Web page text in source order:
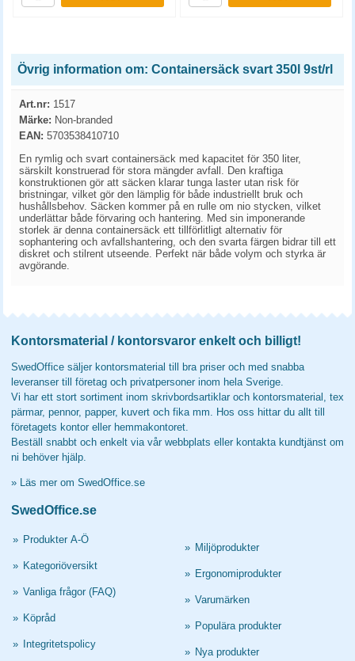
Övrig information om: Containersäck svart 350l 9st/rl
Art.nr: 1517
Märke: Non-branded
EAN: 5703538410710
En rymlig och svart containersäck med kapacitet för 350 liter,
särskilt konstruerad för stora mängder avfall. Den kraftiga
konstruktionen gör att säcken klarar tunga laster utan risk för
bristningar, vilket gör den lämplig för både industriellt bruk och
hushållsbehov. Säcken kommer på en rulle om nio stycken, vilket
underlättar både förvaring och hantering. Med sin imponerande
storlek är denna containersäck ett tillförlitligt alternativ för
sophantering och avfallshantering, och den svarta färgen bidrar till ett
diskret och stilrent utseende. Perfekt när både volym och styrka är
avgörande.
Kontorsmaterial / kontorsvaror enkelt och billigt!
SwedOffice säljer kontorsmaterial till bra priser och med snabba
leveranser till företag och privatpersoner inom hela Sverige.
Vi har ett stort sortiment inom skrivbordsartiklar och kontorsmaterial, tex
pärmar, pennor, papper, kuvert och fika mm. Hos oss hittar du allt till
företagets kontor eller hemmakontoret.
Beställ snabbt och enkelt via vår webbplats eller kontakta kundtjänst om
ni behöver hjälp.
» Läs mer om SwedOffice.se
SwedOffice.se
» Produkter A-Ö
» Kategoriöversikt
» Vanliga frågor (FAQ)
» Köpråd
» Integritetspolicy
» Miljöprodukter
» Ergonomiprodukter
» Varumärken
» Populära produkter
» Nya produkter